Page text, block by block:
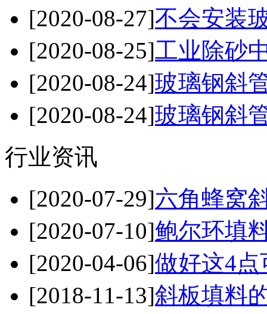
[2020-08-27]不会安装
[2020-08-25]工业除砂
[2020-08-24]玻璃钢斜
[2020-08-24]玻璃钢斜
行业资讯
[2020-07-29]六角蜂窝
[2020-07-10]鲍尔环填
[2020-04-06]做好这4
[2018-11-13]斜板填料